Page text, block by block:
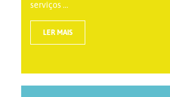
serviços ...
LER MAIS